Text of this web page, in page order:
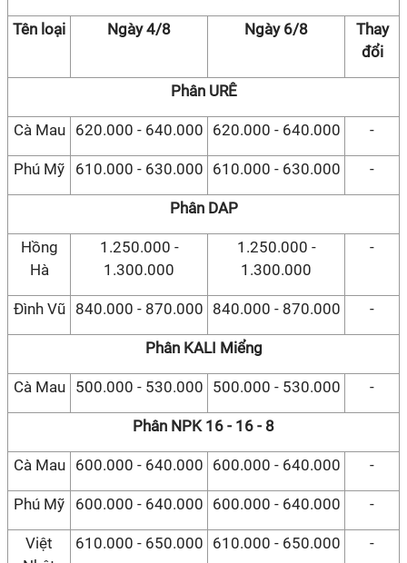
Tên loại Ngày 4/8 Ngày 6/8
Thay
đổi
Phân URÊ
Cà Mau 620.000 - 640.000 620.000 - 640.000 -
Phú Mỹ 610.000 - 630.000 610.000 - 630.000 -
Phân DAP
Hồng
Hà
1.250.000 -
1.300.000
1.250.000 -
1.300.000
-
Đình Vũ 840.000 - 870.000 840.000 - 870.000 -
Phân KALI Miểng
Cà Mau 500.000 - 530.000 500.000 - 530.000 -
Phân NPK 16 - 16 - 8
Cà Mau 600.000 - 640.000 600.000 - 640.000 -
Phú Mỹ 600.000 - 640.000 600.000 - 640.000 -
Việt
610.000 - 650.000 610.000 - 650.000 -